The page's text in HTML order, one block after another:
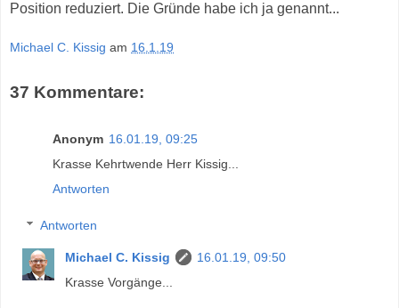
Position reduziert. Die Gründe habe ich ja genannt...
Michael C. Kissig am 16.1.19
37 Kommentare:
Anonym 16.01.19, 09:25
Krasse Kehrtwende Herr Kissig...
Antworten
Antworten
Michael C. Kissig
16.01.19, 09:50
Krasse Vorgänge...